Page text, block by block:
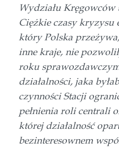
Wydziału Kręgowców
Ciężkie czasy kryzysu
który Polska
inne kraje, nie
roku
działalności, jaka
czynności Stacji
pełnienia roli centrali
której działalność
bezinteresownem